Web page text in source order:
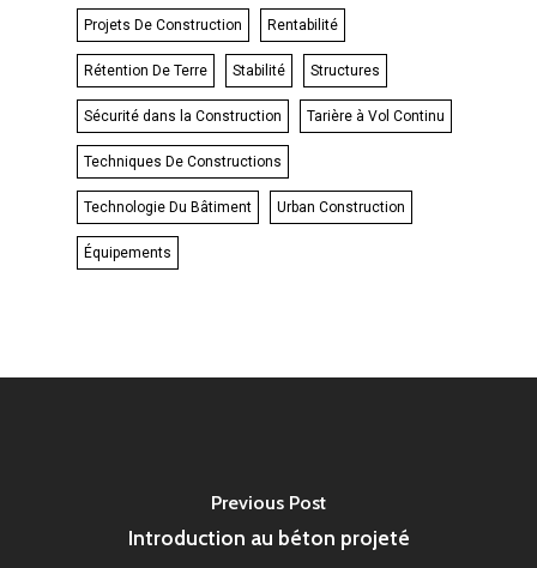
Projets De Construction Rentabilité
Rétention De Terre Stabilité Structures
Sécurité dans la Construction Tarière à Vol Continu
Techniques De Constructions
Technologie Du Bâtiment Urban Construction
Équipements
Previous Post
Introduction au béton projeté